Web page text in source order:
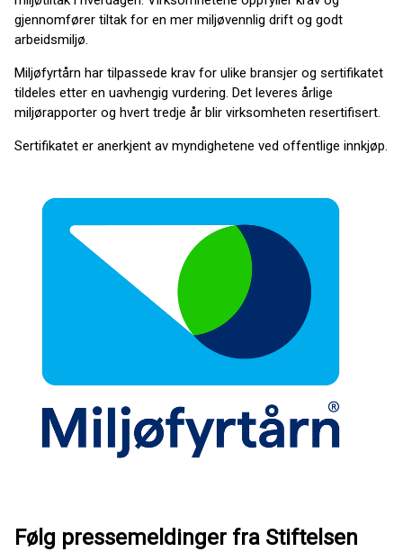
gjennomfører tiltak for en mer miljøvennlig drift og godt
arbeidsmiljø.
Miljøfyrtårn har tilpassede krav for ulike bransjer og sertifikatet
tildeles etter en uavhengig vurdering. Det leveres årlige
miljørapporter og hvert tredje år blir virksomheten resertifisert.
Sertifikatet er anerkjent av myndighetene ved offentlige innkjøp.
Følg pressemeldinger fra Stiftelsen